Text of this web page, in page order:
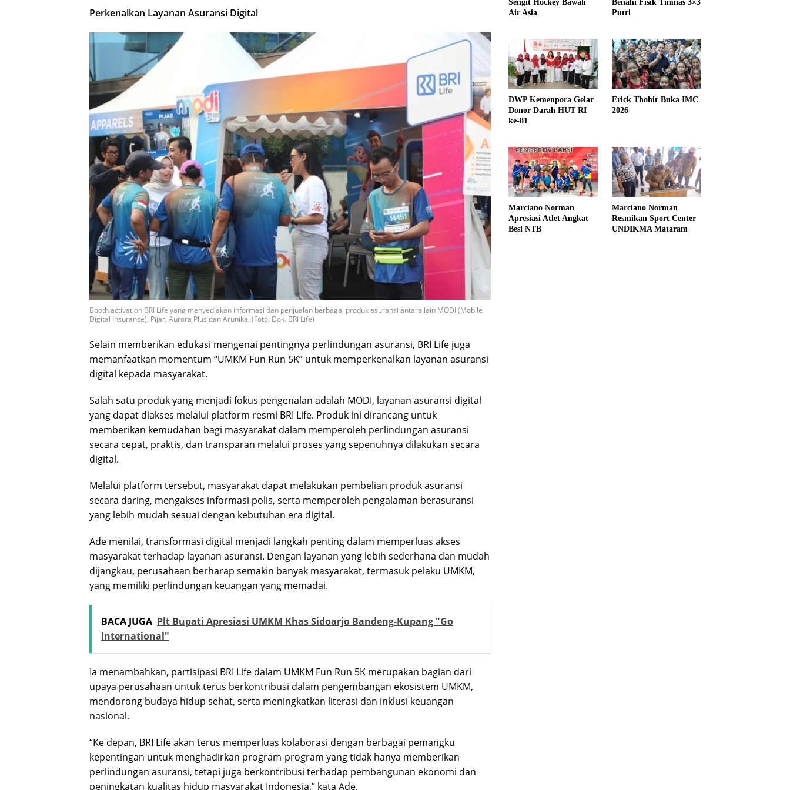
Perkenalkan Layanan Asuransi Digital
Booth activation BRI Life yang menyediakan informasi dan penjualan berbagai produk asuransi antara lain MODI (Mobile
Digital Insurance), Pijar, Aurora Plus dan Arunika. (Foto: Dok. BRI Life)
Selain memberikan edukasi mengenai pentingnya perlindungan asuransi, BRI Life juga
memanfaatkan momentum “UMKM Fun Run 5K” untuk memperkenalkan layanan asuransi
digital kepada masyarakat.
Salah satu produk yang menjadi fokus pengenalan adalah MODI, layanan asuransi digital
yang dapat diakses melalui platform resmi BRI Life. Produk ini dirancang untuk
memberikan kemudahan bagi masyarakat dalam memperoleh perlindungan asuransi
secara cepat, praktis, dan transparan melalui proses yang sepenuhnya dilakukan secara
digital.
Melalui platform tersebut, masyarakat dapat melakukan pembelian produk asuransi
secara daring, mengakses informasi polis, serta memperoleh pengalaman berasuransi
yang lebih mudah sesuai dengan kebutuhan era digital.
Ade menilai, transformasi digital menjadi langkah penting dalam memperluas akses
masyarakat terhadap layanan asuransi. Dengan layanan yang lebih sederhana dan mudah
dijangkau, perusahaan berharap semakin banyak masyarakat, termasuk pelaku UMKM,
yang memiliki perlindungan keuangan yang memadai.
BACA JUGA Plt Bupati Apresiasi UMKM Khas Sidoarjo Bandeng-Kupang "Go
International"
Ia menambahkan, partisipasi BRI Life dalam UMKM Fun Run 5K merupakan bagian dari
upaya perusahaan untuk terus berkontribusi dalam pengembangan ekosistem UMKM,
mendorong budaya hidup sehat, serta meningkatkan literasi dan inklusi keuangan
nasional.
“Ke depan, BRI Life akan terus memperluas kolaborasi dengan berbagai pemangku
kepentingan untuk menghadirkan program-program yang tidak hanya memberikan
perlindungan asuransi, tetapi juga berkontribusi terhadap pembangunan ekonomi dan
peningkatan kualitas hidup masyarakat Indonesia,” kata Ade.
Sengit Hockey Bawah
Air Asia
Benahi Fisik Timnas 3×3
Putri
DWP Kemenpora Gelar
Donor Darah HUT RI
ke-81
Erick Thohir Buka IMC
2026
Marciano Norman
Apresiasi Atlet Angkat
Besi NTB
Marciano Norman
Resmikan Sport Center
UNDIKMA Mataram